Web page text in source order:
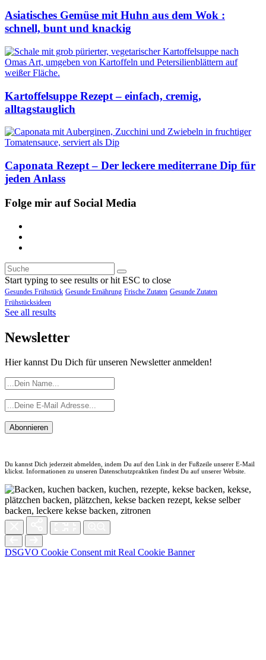
Asiatisches Gemüse mit Huhn aus dem Wok :
schnell, bunt und knackig
Kartoffelsuppe Rezept – einfach, cremig,
alltagstauglich
Caponata Rezept – Der leckere mediterrane Dip für
jeden Anlass
Folge mir auf Social Media
Start typing to see results or hit ESC to close
Gesundes Frühstück Gesunde Ernährung Frische Zutaten Gesunde Zutaten
Frühstücksideen
See all results
Newsletter
Hier kannst Du Dich für unseren Newsletter anmelden!
Abonnieren
Du kannst Dich jederzeit abmelden, indem Du auf den Link in der Fußzeile unserer E-Mail
klickst. Informationen zu unseren Datenschutzpraktiken findest Du auf unserer Website.
DSGVO Cookie Consent mit Real Cookie Banner